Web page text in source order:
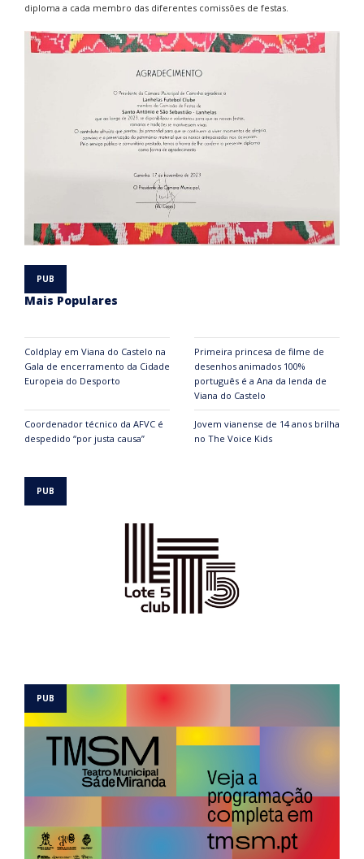
diploma a cada membro das diferentes comissões de festas.
Mais Populares
Coldplay em Viana do Castelo na
Gala de encerramento da Cidade
Europeia do Desporto
Primeira princesa de filme de
desenhos animados 100%
português é a Ana da lenda de
Viana do Castelo
Coordenador técnico da AFVC é
despedido “por justa causa”
Jovem vianense de 14 anos brilha
no The Voice Kids